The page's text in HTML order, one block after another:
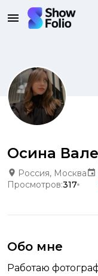
Осина
Россия, Москва
Просмотров:317
Обо мне
Работаю